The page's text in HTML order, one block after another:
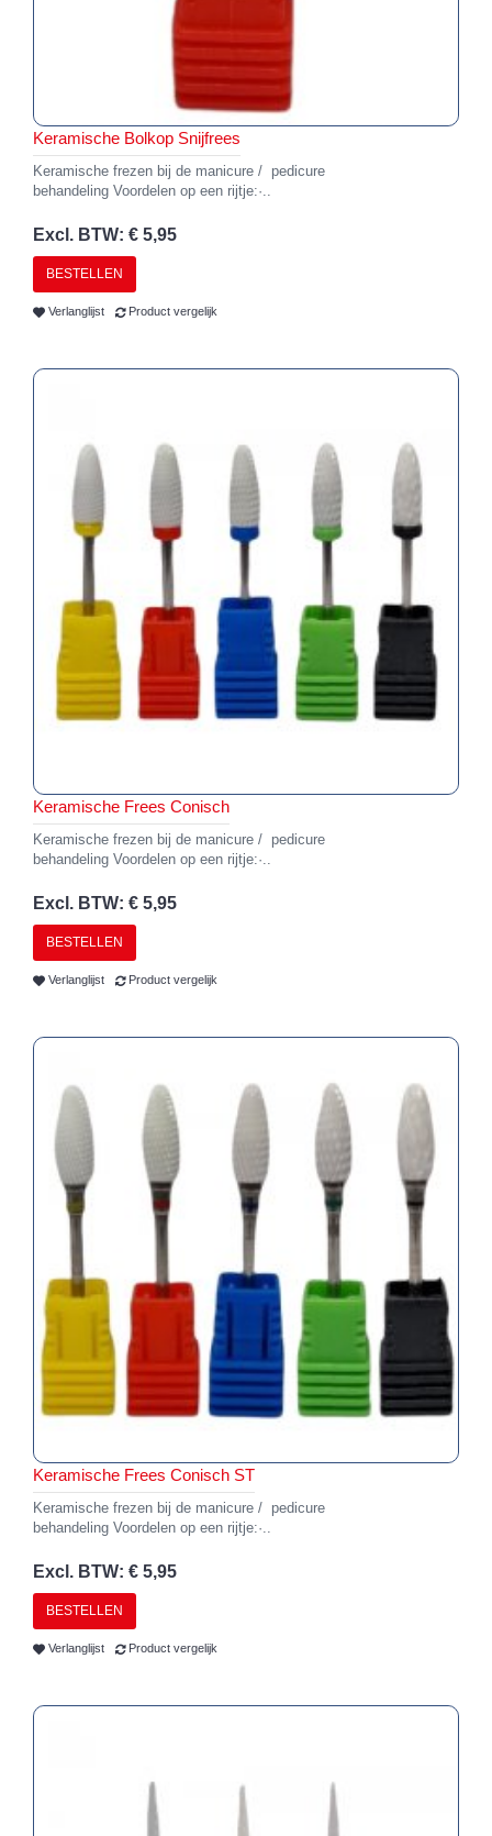
Keramische Bolkop Snijfrees
Keramische frezen bij de manicure / pedicure
behandeling Voordelen op een rijtje:·..
Excl. BTW: € 5,95
BESTELLEN
Verlanglijst Product vergelijk
Keramische Frees Conisch
Keramische frezen bij de manicure / pedicure
behandeling Voordelen op een rijtje:·..
Excl. BTW: € 5,95
BESTELLEN
Verlanglijst Product vergelijk
Keramische Frees Conisch ST
Keramische frezen bij de manicure / pedicure
behandeling Voordelen op een rijtje:·..
Excl. BTW: € 5,95
BESTELLEN
Verlanglijst Product vergelijk